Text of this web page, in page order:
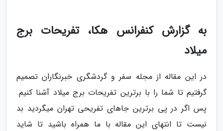
به گزارش کنفرانس هکا، تفریحات برج
میلاد
در این مقاله از مجله سفر و گردشگری خبرنگاران تصمیم
گرفتیم تا شما را با برترین تفریحات برج میلاد آشنا کنیم.
پس اگر در پی برترین جاهای تفریحی تهران میگردید بد
نیست تا انتهای این مقاله با ما همراه باشید تا شاید